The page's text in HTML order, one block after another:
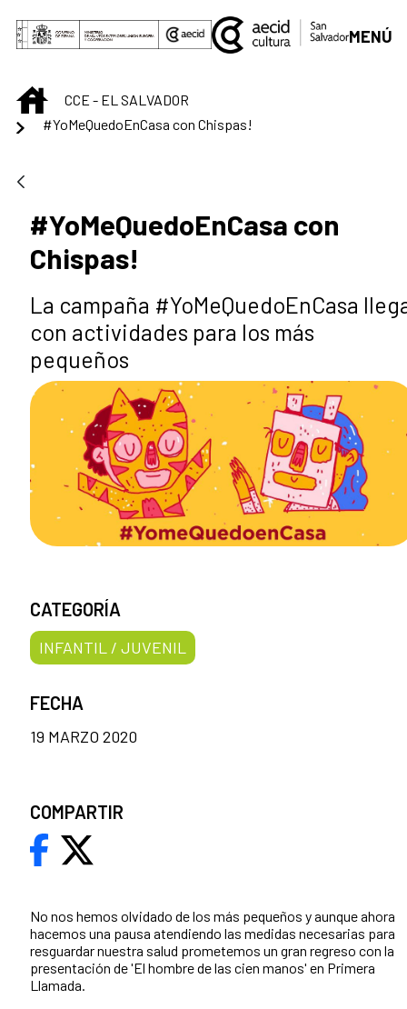
Saltar al contenido principal
MENÚ
INICIOCCE - EL SALVADOR
#YoMeQuedoEnCasa con Chispas!
#YoMeQuedoEnCasa con
Chispas!
La campaña #YoMeQuedoEnCasa
con actividades para los más
pequeños
No nos hemos olvidado de los más pequeños y aunque ahora
hacemos una pausa atendiendo las medidas necesarias para
resguardar nuestra salud prometemos un gran regreso con la
presentación de 'El hombre de las cien manos' en Primera
Llamada.
CATEGORÍA
INFANTIL / JUVENIL
FECHA
19 MARZO 2020
COMPARTIR